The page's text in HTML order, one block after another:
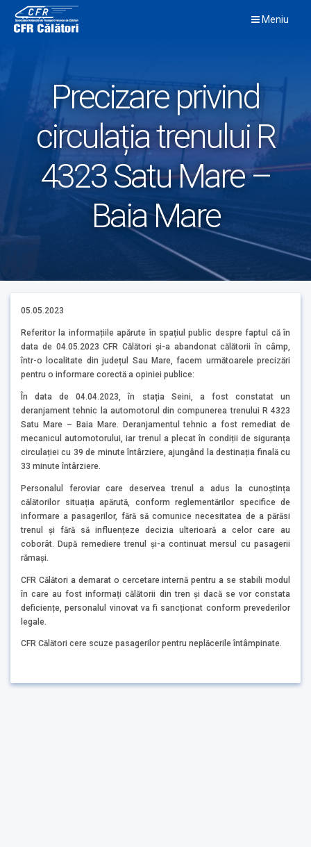
content
Meniu
Precizare privind
circulația trenului R
4323 Satu Mare –
Baia Mare
05.05.2023
Referitor la informațiile apărute în spațiul public despre faptul că în
data de 04.05.2023 CFR Călători și-a abandonat călătorii în câmp,
într-o localitate din județul Sau Mare, facem următoarele precizări
pentru o informare corectă a opiniei publice:
În data de 04.04.2023, în stația Seini, a fost constatat un
deranjament tehnic la automotorul din compunerea trenului R 4323
Satu Mare – Baia Mare. Deranjamentul tehnic a fost remediat de
mecanicul automotorului, iar trenul a plecat în condiții de siguranța
circulației cu 39 de minute întârziere, ajungând la destinația finală cu
33 minute întârziere.
Personalul feroviar care deservea trenul a adus la cunoștința
călătorilor situația apărută, conform reglementărilor specifice de
informare a pasagerilor, fără să comunice necesitatea de a părăsi
trenul și fără să influențeze decizia ulterioară a celor care au
coborât. După remediere trenul și-a continuat mersul cu pasagerii
rămași.
CFR Călători a demarat o cercetare internă pentru a se stabili modul
în care au fost informați călătorii din tren și dacă se vor constata
deficiențe, personalul vinovat va fi sancționat conform prevederilor
legale.
CFR Călători cere scuze pasagerilor pentru neplăcerile întâmpinate.